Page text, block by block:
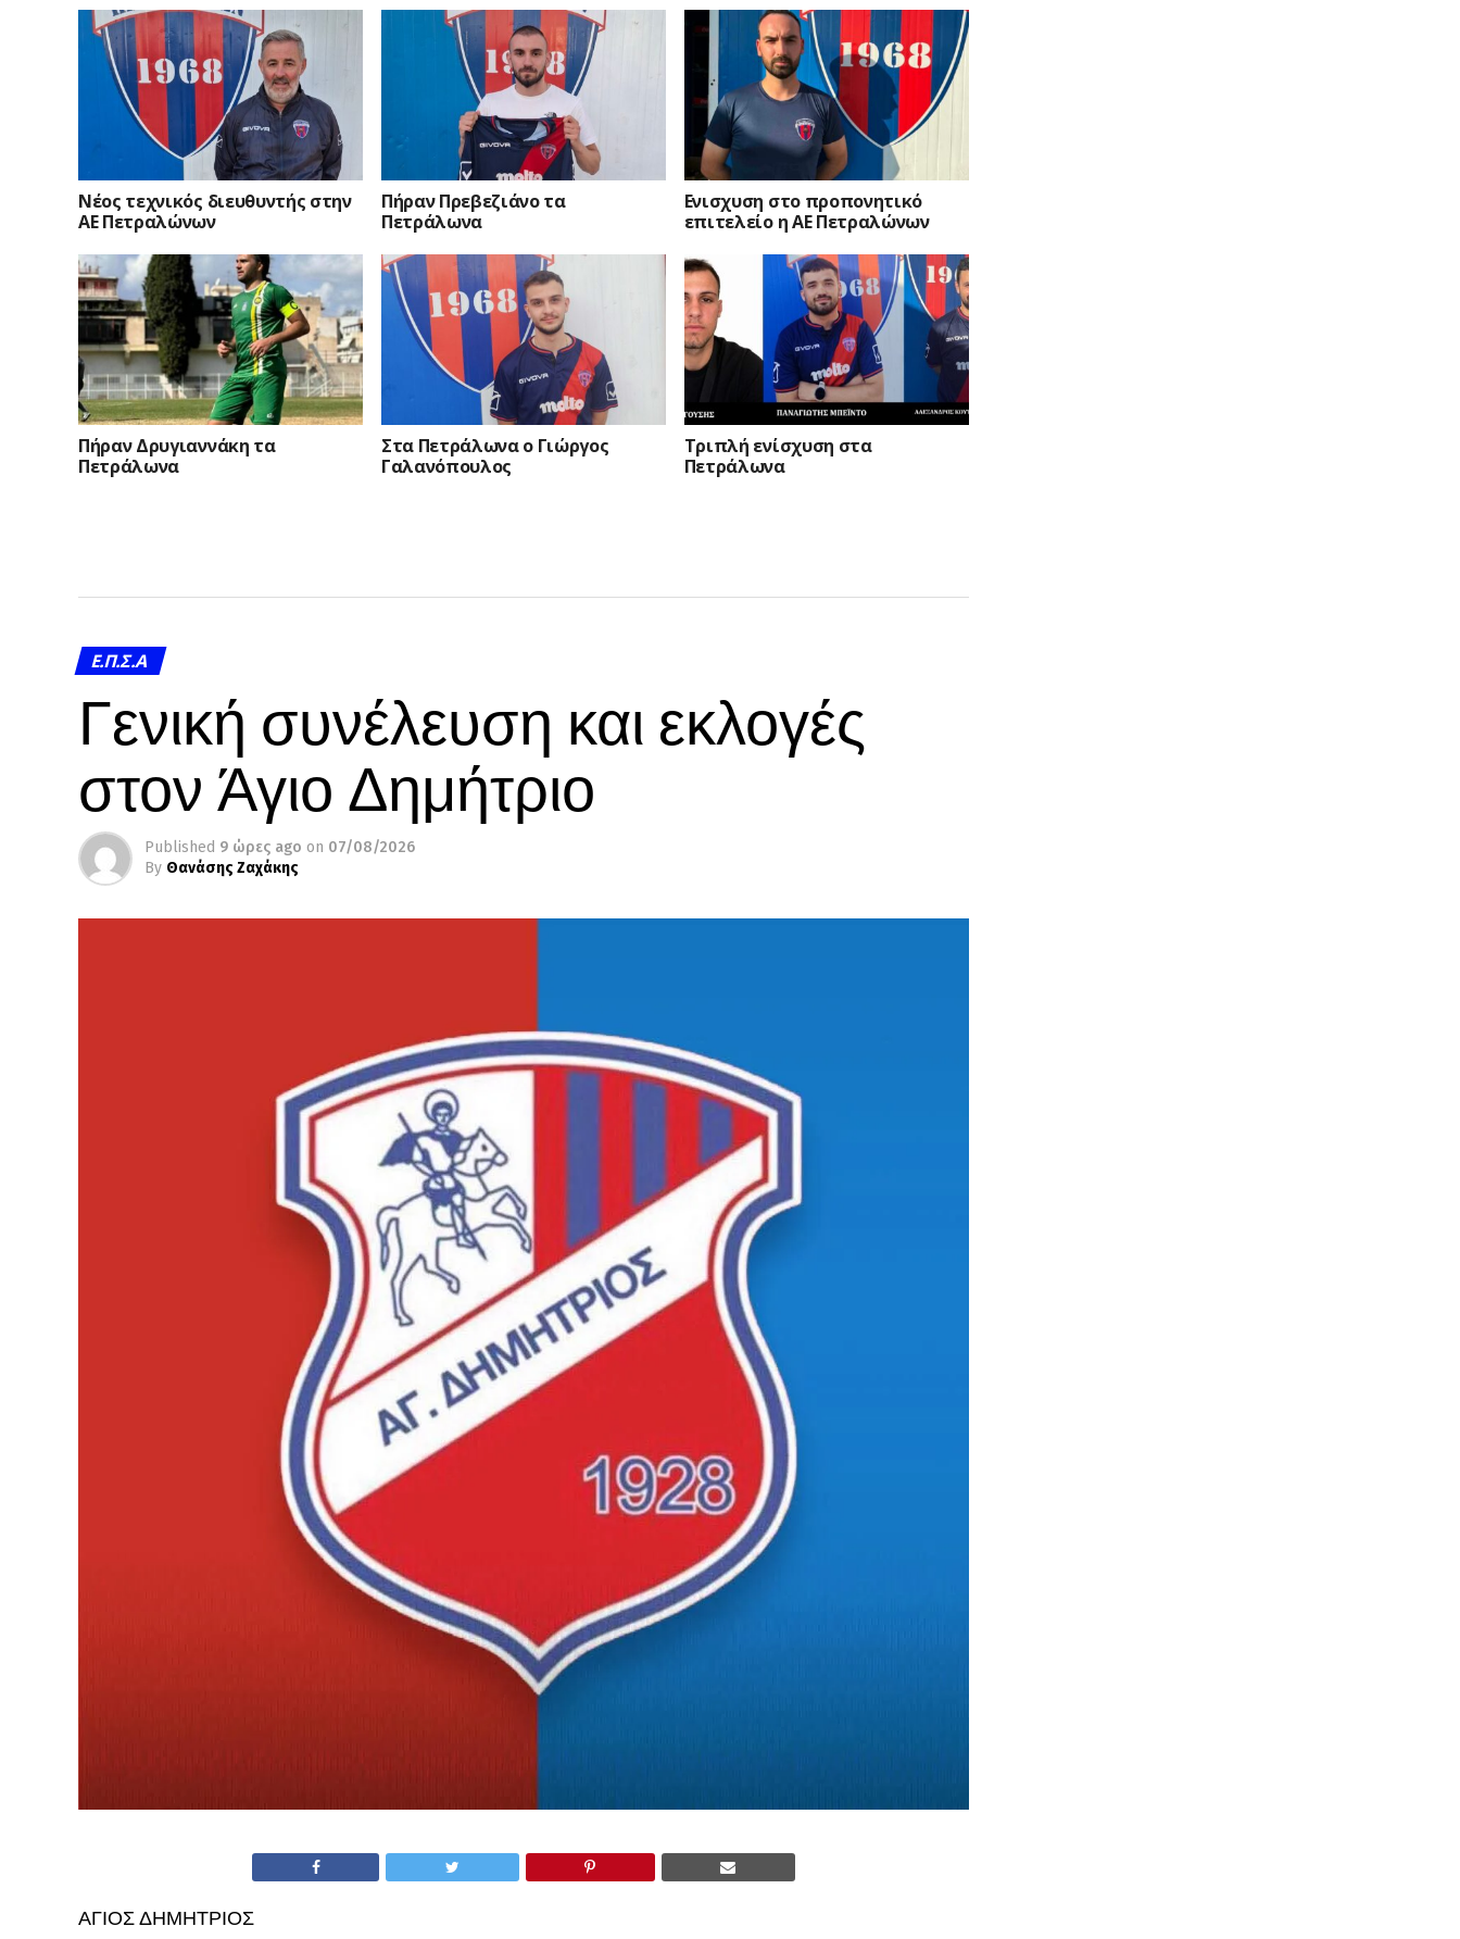
Νέος τεχνικός διευθυντής στην
ΑΕ Πετραλώνων
Πήραν Πρεβεζιάνο τα
Πετράλωνα
Ενισχυση στο προπονητικό
επιτελείο η ΑΕ Πετραλώνων
Πήραν Δρυγιαννάκη τα
Πετράλωνα
Στα Πετράλωνα ο Γιώργος
Γαλανόπουλος
Τριπλή ενίσχυση στα
Πετράλωνα
Ε.Π.Σ.Α
Γενική συνέλευση και εκλογές
στον Άγιο Δημήτριο
Published 9 ώρες ago on 07/08/2026
By Θανάσης Ζαχάκης
ΑΓΙΟΣ ΔΗΜΗΤΡΙΟΣ